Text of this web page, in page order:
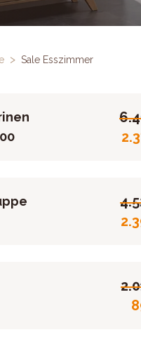
> Sale Esszimmer